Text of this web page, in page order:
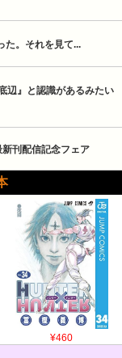
た。それを見て...
辺』と認識があるみたい
刊配信記念フェア
¥460